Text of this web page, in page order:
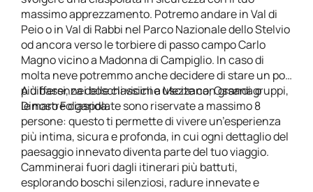
massimo apprezzamento. Potremo andare in Val di
Peio o in Val di Rabbi nel Parco Nazionale dello Stelvio
od ancora verso le torbiere di passo campo Carlo
Magno vicino a Madonna di Campiglio. In caso di
molta neve potremmo anche decidere di stare un po’
più bassi, nei boschi vicini a Mezzana, Ossana o
Dimaro Folgarida.
A differenza delle classiche uscite con grandi gruppi,
le nostre ciaspolate sono riservate a massimo 8
persone: questo ti permette di vivere un’esperienza
più intima, sicura e profonda, in cui ogni dettaglio del
paesaggio innevato diventa parte del tuo viaggio.
Camminerai fuori dagli itinerari più battuti,
esplorando boschi silenziosi, radure innevate e